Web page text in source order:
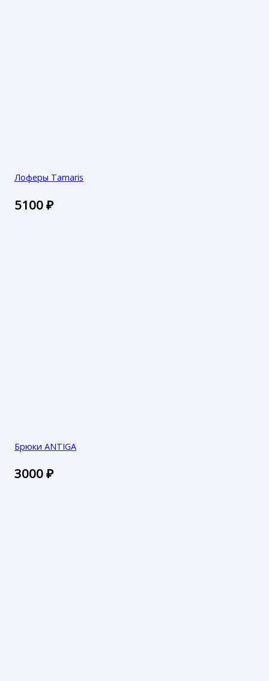
Лоферы Tamaris
5100₽
Брюки ANTIGA
3000₽